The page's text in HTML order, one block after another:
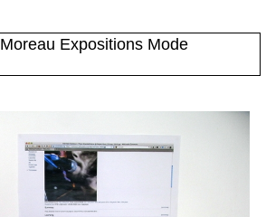
Expositions Mode